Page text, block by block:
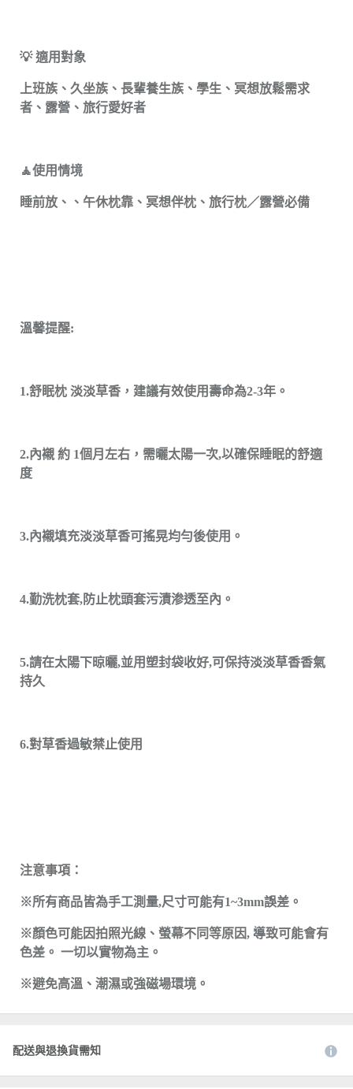
💡 適用對象
上班族、久坐族、長輩養生族、學生、冥想放鬆需求
者、露營、旅行愛好者
🧘‍使用情境
睡前放、、午休枕靠、冥想伴枕、旅行枕／露營必備
溫馨提醒:
1.舒眠枕 淡淡草香，建議有效使用壽命為2-3年。
2.內襯 約 1個月左右，需曬太陽一次,以確保睡眠的舒適
度
3.內襯填充淡淡草香可搖晃均勻後使用。
4.勤洗枕套,防止枕頭套污漬渗透至內。
5.請在太陽下晾曬,並用塑封袋收好,可保持淡淡草香香氣
持久
6.對草香過敏禁止使用
注意事項：
※所有商品皆為手工測量,尺寸可能有1~3mm誤差。
※顏色可能因拍照光線、螢幕不同等原因, 導致可能會有
色差。 一切以實物為主。
※避免高溫、潮濕或強磁場環境。
配送與退換貨需知